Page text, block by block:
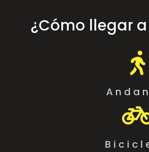
¿Cómo llegar
